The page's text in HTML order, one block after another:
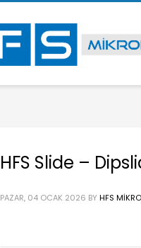
HFS Slide –
PAZAR, 04 OCAK 2026 BY HFS